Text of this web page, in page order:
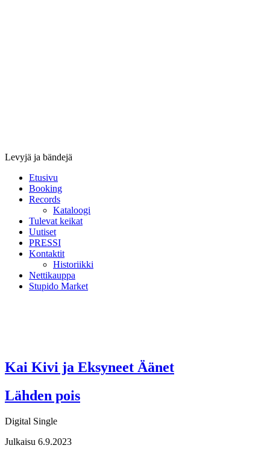
Levyjä ja bändejä
Etusivu
Booking
Records
Kataloogi
Tulevat keikat
Uutiset
PRESSI
Kontaktit
Historiikki
Nettikauppa
Stupido Market
Kai Kivi ja Eksyneet Äänet
Lähden pois
Digital Single
Julkaisu 6.9.2023